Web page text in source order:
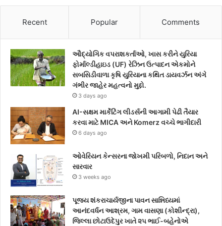
c
e
b
o
o
k
i
t
t
e
t
a
g
a
Recent Popular Comments
ઔદ્યોગિક વપરાશકર્તાઓ, ખાસ કરીને યુરિયા
ફોર્માલ્ડીહાઇડ (UF) રેઝિન ઉત્પાદન એકમોને
સબસિડીવાળા કૃષિ યુરિયાના કથિત ડાયવર્ઝન અંગે
ગંભીર જાહેર મહત્વનો મુદ્દો.
3 days ago
AI-સક્ષમ માર્કેટિંગ લીડર્સની આગામી પેઢી તૈયાર
કરવા માટે MICA અને Komerz વચ્ચે ભાગીદારી
6 days ago
ઓવેરિયન કેન્સરના જોખમી પરિબળો, નિદાન અને
સારવાર
3 weeks ago
પૂજ્ય શંકરાચાર્યજીના પાવન સાન્નિધ્યમાં
આનંદવર્ધન આશ્રમ, ગામ વાસણા (કોશીન્દ્રા),
જિલ્લા છોટાઉદેપુર ખાતે ૨૫ ભાઈ-બહેનોએ